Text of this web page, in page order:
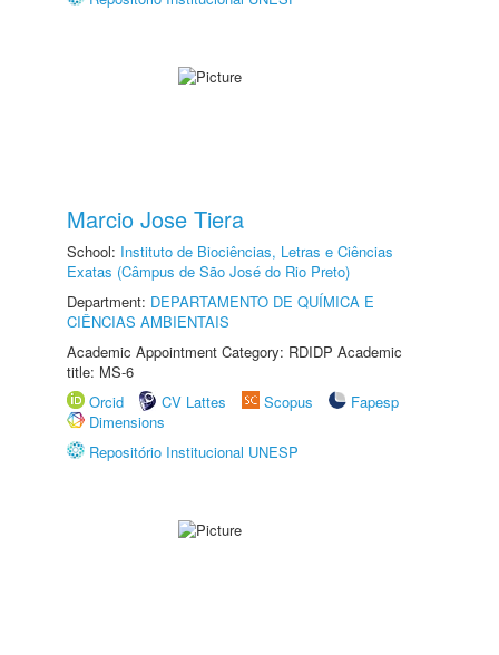
Marcio Jose Tiera
School: Instituto de Biociências, Letras e Ciências
Exatas (Câmpus de São José do Rio Preto)
Department: DEPARTAMENTO DE QUÍMICA E
CIÊNCIAS AMBIENTAIS
Academic Appointment Category: RDIDP Academic
title: MS-6
Orcid
CV Lattes Scopus
Fapesp
Dimensions
Repositório Institucional UNESP